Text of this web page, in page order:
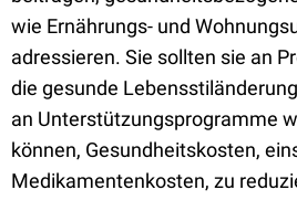
wie Ernährungs- und
adressieren. Sie sollten sie an
die gesunde
an Unterstützungsprogramme
können, Gesundheitskosten,
Medikamentenkosten, zu